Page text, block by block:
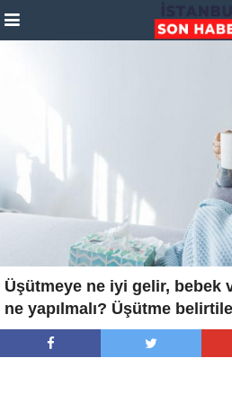
Üşütmeye ne iyi gelir, bebek
ne yapılmalı? Üşütme